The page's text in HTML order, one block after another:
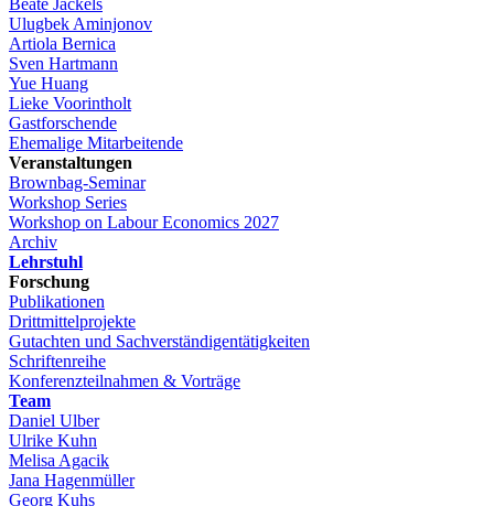
Beate Jäckels
Ulugbek Aminjonov
Artiola Bernica
Sven Hartmann
Yue Huang
Lieke Voorintholt
Gastforschende
Ehemalige Mitarbeitende
Veranstaltungen
Brownbag-Seminar
Workshop Series
Workshop on Labour Economics 2027
Archiv
Lehrstuhl
Forschung
Publikationen
Drittmittelprojekte
Gutachten und Sachverständigentätigkeiten
Schriftenreihe
Konferenzteilnahmen & Vorträge
Team
Daniel Ulber
Ulrike Kuhn
Melisa Agacik
Jana Hagenmüller
Georg Kuhs